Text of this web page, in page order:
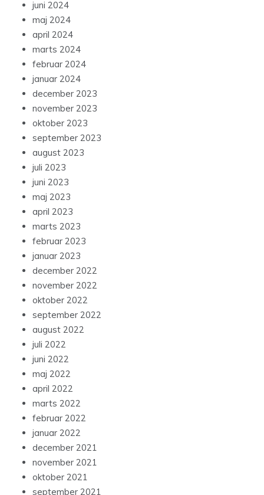
juni 2024
maj 2024
april 2024
marts 2024
februar 2024
januar 2024
december 2023
november 2023
oktober 2023
september 2023
august 2023
juli 2023
juni 2023
maj 2023
april 2023
marts 2023
februar 2023
januar 2023
december 2022
november 2022
oktober 2022
september 2022
august 2022
juli 2022
juni 2022
maj 2022
april 2022
marts 2022
februar 2022
januar 2022
december 2021
november 2021
oktober 2021
september 2021